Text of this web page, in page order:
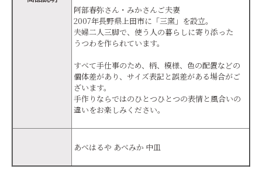
阿部春弥さん・みかさんご夫妻
2007年長野県上田市に「三窯」を設立。
夫婦二人三脚で、使う人の暮らしに寄り添った
うつわを作られています。
すべて手仕事のため、柄、模様、色の配置などの
個体差があり、サイズ表記と誤差がある場合がご
ざいます。
手作りならではのひとつひとつの表情と風合いの
違いをお楽しみください。
あべはるや あべみか 中皿